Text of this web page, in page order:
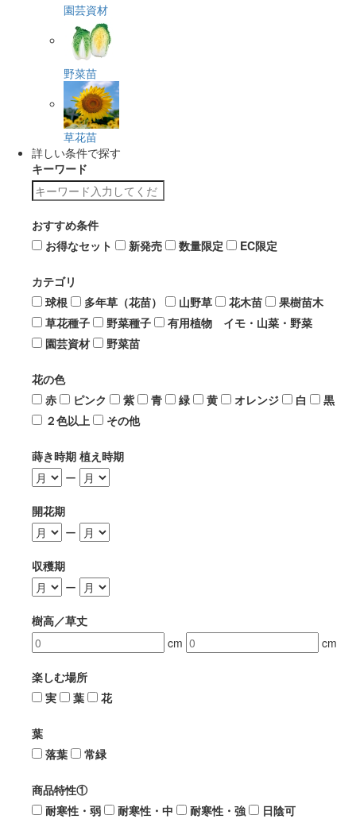
園芸資材
野菜苗
草花苗
詳しい条件で探す
キーワード
おすすめ条件
お得なセット
新発売 数量限定 EC限定
カテゴリ
球根
多年草（花苗） 山野草 花木苗
果樹苗木
草花種子
野菜種子
有用植物 イモ・山菜・野菜
園芸資材
野菜苗
花の色
赤
ピンク 紫 青 緑 黄 オレンジ 白
黒
２色以上
その他
蒔き時期 植え時期
ー
開花期
ー
収穫期
ー
樹高／草丈
cm
cm
楽しむ場所
実
葉 花
葉
落葉
常緑
商品特性①
耐寒性・弱
耐寒性・中 耐寒性・強
日陰可